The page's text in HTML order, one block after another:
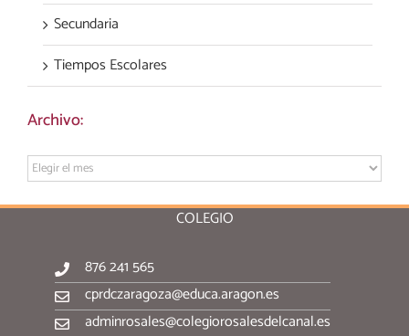
Secundaria
Tiempos Escolares
Archivo:
Archivo:
COLEGIO
876 241 565
cprdczaragoza@educa.aragon.es
adminrosales@colegiorosalesdelcanal.es